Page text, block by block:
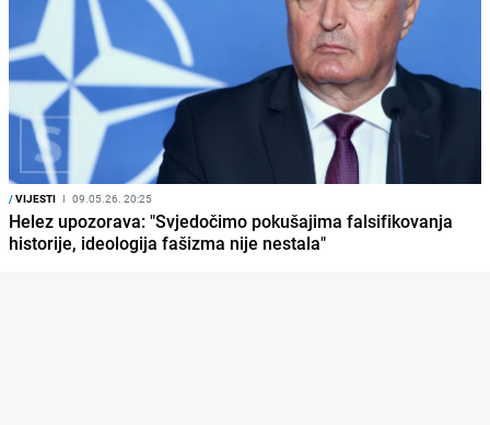
/VIJESTI I 09.05.26. 20:25
Helez upozorava: "Svjedočimo pokušajima falsifikovanja
historije, ideologija fašizma nije nestala"